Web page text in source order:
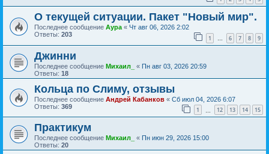
О текущей ситуации. Пакет "Новый мир".
Последнее сообщение Аура « Чт авг 06, 2026 2:02
Ответы: 203 1 … 6 7 8 9
Джинни
Последнее сообщение Михаил_ « Пн авг 03, 2026 20:59
Ответы: 18
Кольца по Слиму, отзывы
Последнее сообщение Андрей Кабанков « Сб июл 04, 2026 6:07
Ответы: 369 1 12 13 14 15
Практикум
Последнее сообщение Михаил_ « Пн июн 29, 2026 15:00
Ответы: 20